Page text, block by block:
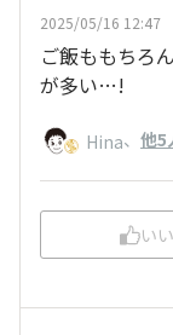
2025/05/16 12:47
ご飯ももちろ
が多い…!
Hina、 他5
い